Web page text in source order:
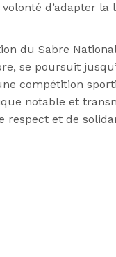
d’adapter la
du Sabre
se poursuit
compétition
notable et
respect et de